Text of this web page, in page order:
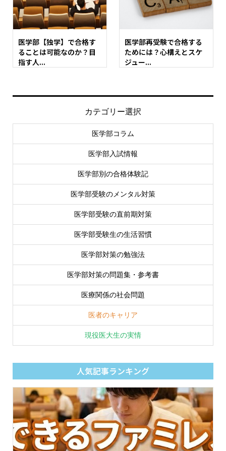
医学部【独学】で合格す
ることは可能なのか？目
指す人...
医学部再受験で合格する
ためには？心構えとスケ
ジュー...
カテゴリー選択
医学部コラム
医学部入試情報
医学部別の合格体験記
医学部受験のメンタル対策
医学部受験の直前期対策
医学部受験生の生活習慣
医学部対策の勉強法
医学部対策の問題集・参考書
医療関係の社会問題
医者のキャリア
現役医大生の実情
人気記事ランキング